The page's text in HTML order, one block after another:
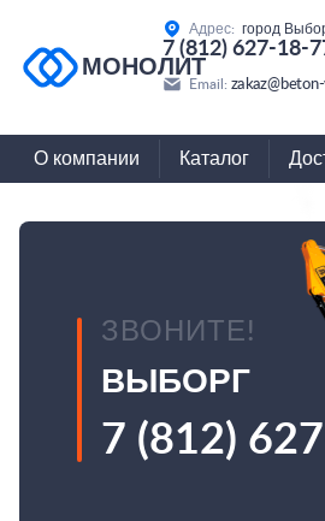
МОНОЛИТ
Адрес: город
7 (812) 627-18-
Email:
О компании Каталог
ЗВОНИТЕ!
ВЫБОРГ
7 (812)